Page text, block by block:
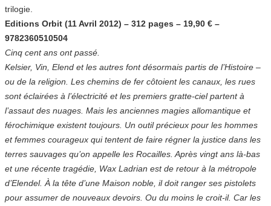
trilogie.
Editions Orbit (11 Avril 2012) – 312 pages – 19,90 € –
9782360510504
Cinq cent ans ont passé.
Kelsier, Vin, Elend et les autres font désormais partis de l’Histoire –
ou de la religion. Les chemins de fer côtoient les canaux, les rues
sont éclairées à l’électricité et les premiers gratte-ciel partent à
l’assaut des nuages. Mais les anciennes magies allomantique et
férochimique existent toujours. Un outil précieux pour les hommes
et femmes courageux qui tentent de faire régner la justice dans les
terres sauvages qu’on appelle les Rocailles. Après vingt ans là-bas
et une récente tragédie, Wax Ladrian est de retour à la métropole
d’Elendel. À la tête d’une Maison noble, il doit ranger ses pistolets
pour assumer de nouveaux devoirs. Ou du moins le croit-il. Car les